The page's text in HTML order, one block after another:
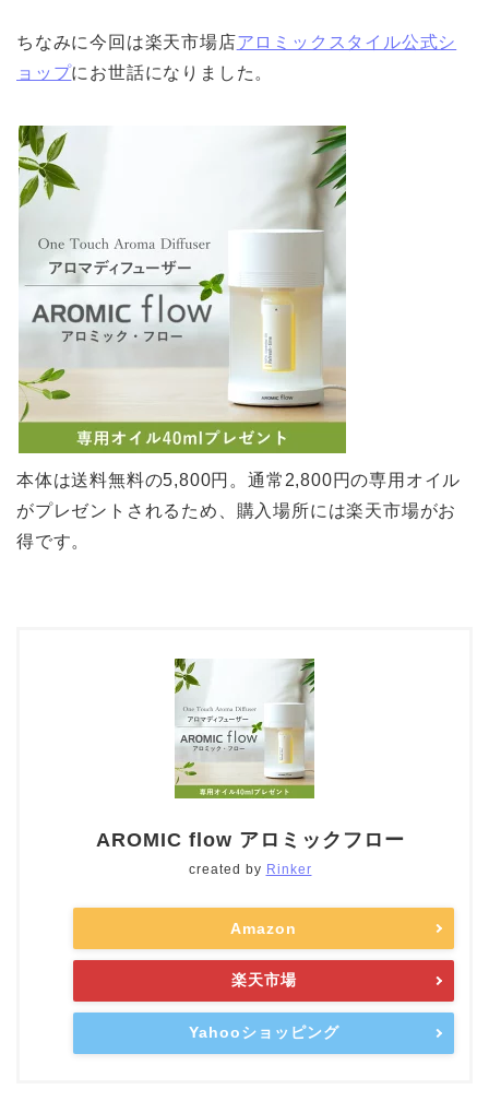
ちなみに今回は楽天市場店アロミックスタイル公式シ
ョップにお世話になりました。
本体は送料無料の5,800円。通常2,800円の専用オイル
がプレゼントされるため、購入場所には楽天市場がお
得です。
AROMIC flow アロミックフロー
created by Rinker
Amazon
楽天市場
Yahooショッピング